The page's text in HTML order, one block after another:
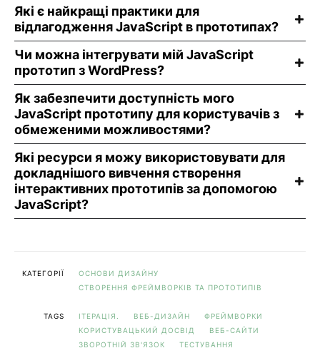
Які є найкращі практики для
відлагодження JavaScript в прототипах?
Чи можна інтегрувати мій JavaScript
прототип з WordPress?
Як забезпечити доступність мого
JavaScript прототипу для користувачів з
обмеженими можливостями?
Які ресурси я можу використовувати для
докладнішого вивчення створення
інтерактивних прототипів за допомогою
JavaScript?
КАТЕГОРІЇ
ОСНОВИ ДИЗАЙНУ
СТВОРЕННЯ ФРЕЙМВОРКІВ ТА ПРОТОТИПІВ
TAGS ІТЕРАЦІЯ. ВЕБ-ДИЗАЙН
ФРЕЙМВОРКИ
КОРИСТУВАЦЬКИЙ ДОСВІД
ВЕБ-САЙТИ
ЗВОРОТНІЙ ЗВ'ЯЗОК
ТЕСТУВАННЯ